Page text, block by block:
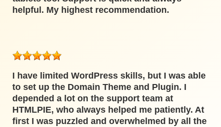
helpful. My highest recommendation.
I have limited WordPress skills, but I was able
to set up the Domain Theme and Plugin. I
depended a lot on the support team at
HTMLPIE, who always helped me patiently. At
first I was puzzled and overwhelmed by all the